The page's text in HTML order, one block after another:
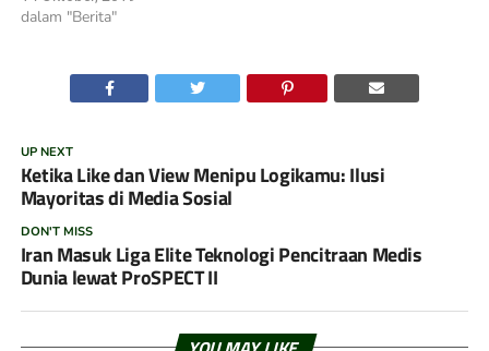
dalam "Berita"
UP NEXT
Ketika Like dan View Menipu Logikamu: Ilusi
Mayoritas di Media Sosial
DON'T MISS
Iran Masuk Liga Elite Teknologi Pencitraan Medis
Dunia lewat ProSPECT II